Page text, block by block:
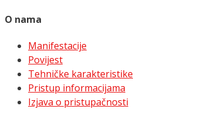
O nama
Manifestacije
Povijest
Tehničke karakteristike
Pristup informacijama
Izjava o pristupačnosti